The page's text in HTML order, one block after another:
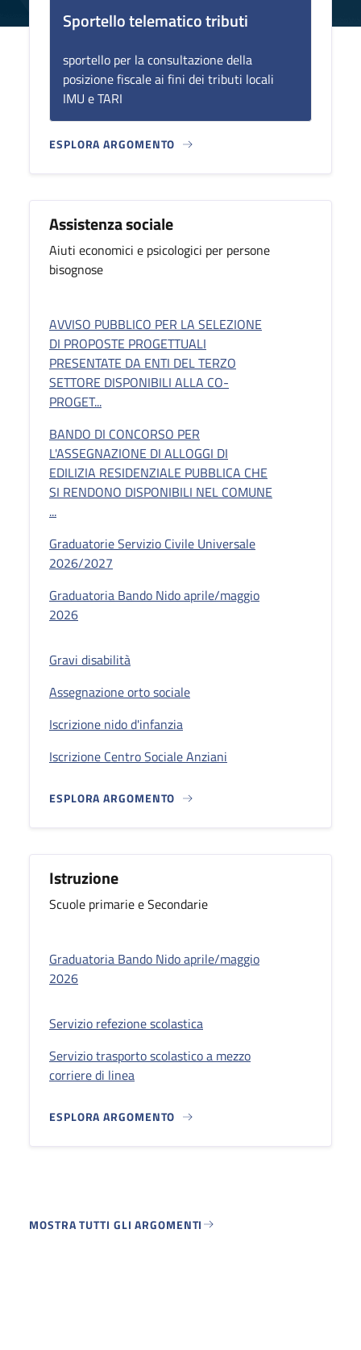
Sportello telematico tributi
sportello per la consultazione della
posizione fiscale ai fini dei tributi locali
IMU e TARI
ESPLORA ARGOMENTO
Assistenza sociale
Aiuti economici e psicologici per persone
bisognose
AVVISO PUBBLICO PER LA SELEZIONE
DI PROPOSTE PROGETTUALI
PRESENTATE DA ENTI DEL TERZO
SETTORE DISPONIBILI ALLA CO-
PROGET...
BANDO DI CONCORSO PER
L'ASSEGNAZIONE DI ALLOGGI DI
EDILIZIA RESIDENZIALE PUBBLICA CHE
SI RENDONO DISPONIBILI NEL COMUNE
...
Graduatorie Servizio Civile Universale
2026/2027
Graduatoria Bando Nido aprile/maggio
2026
Gravi disabilità
Assegnazione orto sociale
Iscrizione nido d'infanzia
Iscrizione Centro Sociale Anziani
ESPLORA ARGOMENTO
Istruzione
Scuole primarie e Secondarie
Graduatoria Bando Nido aprile/maggio
2026
Servizio refezione scolastica
Servizio trasporto scolastico a mezzo
corriere di linea
ESPLORA ARGOMENTO
MOSTRA TUTTI GLI ARGOMENTI